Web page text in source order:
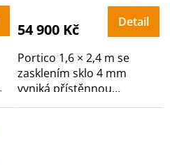
54 900 Kč Detail
Portico 1,6 × 2,4 m se
zasklením sklo 4 mm
vyniká přístěnnou
konstrukcí s prémiovým...